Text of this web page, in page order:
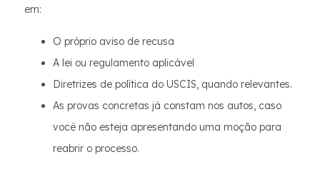
em:
O próprio aviso de recusa
A lei ou regulamento aplicável
Diretrizes de política do USCIS, quando relevantes.
As provas concretas já constam nos autos, caso
você não esteja apresentando uma moção para
reabrir o processo.